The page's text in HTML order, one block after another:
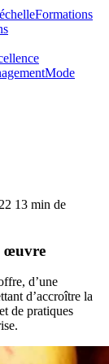
Formations
Mode
13 min de
œuvre
d’une
d’accroître la
de pratiques